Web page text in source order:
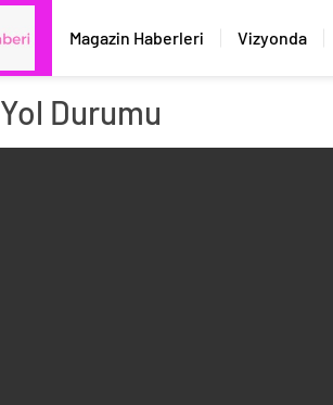
Magazin Haberleri Vizyonda
Yol Durumu